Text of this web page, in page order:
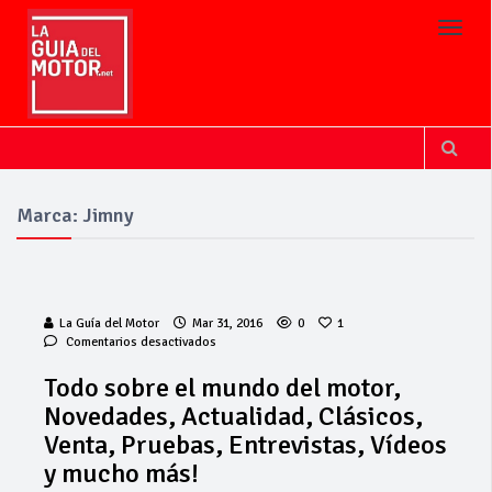
Marca: Jimny
La Guía del Motor Mar 31, 2016 0
1
Comentarios desactivados
el
mundo
del
motor,
Todo sobre el mundo del motor,
Novedades, Actualidad, Clásicos,
Venta, Pruebas, Entrevistas, Vídeos
y mucho más!